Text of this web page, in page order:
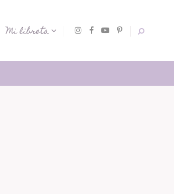
Mi libreta